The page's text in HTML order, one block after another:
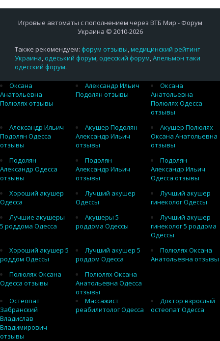
Игровые автоматы с пополнением через ВТБ Мир - Форум
Украина © 2010-2026
Также рекомендуем: форум отзывы,медицинский рейтинг
Украина, одеський форум, одесский форум,Апельмон таки
одесский форум.
Оксана
Анатольевна
Полюлях отзывы
Александр Ильич
Подолян отзывы
Оксана
Анатольевна
Полюлях Одесса
отзывы
Александр Ильич
Подолян Одесса
отзывы
Акушер Подолян
Александр Ильич
отзывы
Акушер Полюлях
Оксана Анатольевна
отзывы
Подолян
Александр Одесса
отзывы
Подолян
Александр Ильич
отзывы
Подолян
Александр Ильич
Одесса отзывы
Хороший акушер
Одесса
Лучший акушер
Одессы
Лучший акушер
гинеколог Одессы
Лучшие акушеры
5 роддома Одесса
Акушеры 5
роддома Одессы
Лучший акушер
гинеколог 5 роддома
Одессы
Хороший акушер 5
роддом Одессы
Лучший акушер 5
роддом Одесса
Полюлях Оксана
Анатольевна отзывы
Полюлях Оксана
Одесса отзывы
Полюлях Оксана
Анатольевна Одесса
отзывы
Остеопат
Забранский
Владислав
Владимирович
отзывы
Массажист
реабилитолог Одесса
Доктор взрослый
остеопат Одесса